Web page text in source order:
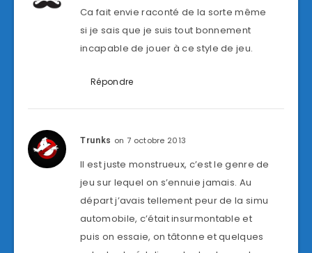
Ca fait envie raconté de la sorte même
si je sais que je suis tout bonnement
incapable de jouer à ce style de jeu.
Répondre
Trunks on 7 octobre 2013
Il est juste monstrueux, c’est le genre de
jeu sur lequel on s’ennuie jamais. Au
départ j’avais tellement peur de la simu
automobile, c’était insurmontable et
puis on essaie, on tâtonne et quelques